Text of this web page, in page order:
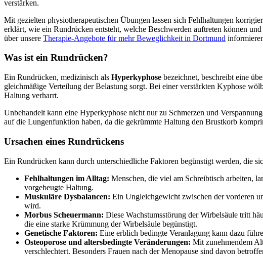
verstärken.
Mit gezielten physiotherapeutischen Übungen lassen sich Fehlhaltungen
erklärt, wie ein Rundrücken entsteht, welche Beschwerden auftreten können
über unsere Therapie-Angebote für mehr Beweglichkeit in Dortmund
Was ist ein Rundrücken?
Ein Rundrücken, medizinisch als Hyperkyphose bezeichnet, beschreibt eine
gleichmäßige Verteilung der Belastung sorgt. Bei einer verstärkten Kyphose
Haltung verharrt.
Unbehandelt kann eine Hyperkyphose nicht nur zu Schmerzen und
auf die Lungenfunktion haben, da die gekrümmte Haltung den Brustkorb
Ursachen eines Rundrückens
Ein Rundrücken kann durch unterschiedliche Faktoren begünstigt werden, die
Fehlhaltungen im Alltag: Menschen, die viel am Schreibtisch arbeiten,
vorgebeugte Haltung.
Muskuläre Dysbalancen: Ein Ungleichgewicht zwischen der vorderen
wird.
Morbus Scheuermann: Diese Wachstumsstörung der Wirbelsäule tritt
die eine starke Krümmung der Wirbelsäule begünstigt.
Genetische Faktoren: Eine erblich bedingte Veranlagung kann dazu
Osteoporose und altersbedingte Veränderungen: Mit zunehmendem
verschlechtert. Besonders Frauen nach der Menopause sind davon